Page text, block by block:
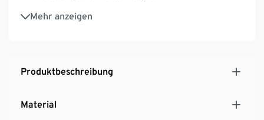
Mehr anzeigen
Mit fest integrierten LEDs
Mit zusätzlichem Gewicht für gute Standfestigkeit
Geeignet für den Außenbereich; aus bruchsicherem,
wetterfestem Kunststoff
Produktbeschreibung
Material